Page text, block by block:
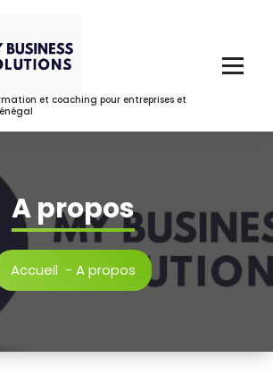
et coaching pour entreprises et
A propos
Accueil - A propos